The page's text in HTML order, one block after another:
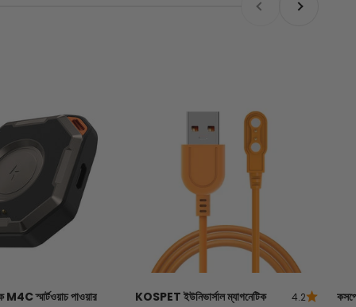
স্মার্টওয়াচ পাওয়ার
KOSPET ইউনিভার্সাল ম্যাগনেটিক
4.2